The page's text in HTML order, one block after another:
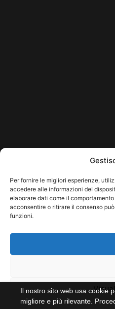
Per fornire le migliori esperienze,
accedere alle informazioni del
elaborare dati come il
acconsentire o ritirare il consenso
funzioni.
Il nostro sito web usa cookie
migliore e più rilevante.